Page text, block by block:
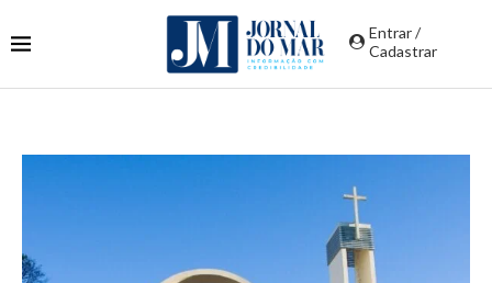
Entrar /
Cadastrar